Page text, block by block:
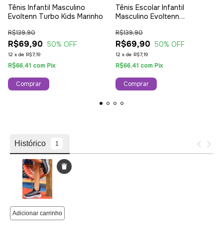
Tênis Infantil Masculino
Evoltenn Turbo Kids Marinho
R$69,90
R$139,90
50% OFF
12 x de R$7,19
R$66,41 com Pix
Comprar
Tênis Escolar Infantil
Masculino Evoltenn
R$69,90
R$139,90
50% OFF
12 x de R$7,19
R$66,41 com Pix
Comprar